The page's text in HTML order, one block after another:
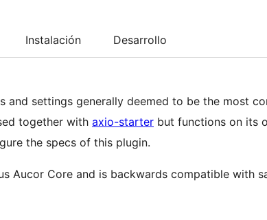
Instalación Desarrollo
and settings generally deemed to be the most
together with axio-starter but functions on its
the specs of this plugin.
Aucor Core and is backwards compatible with